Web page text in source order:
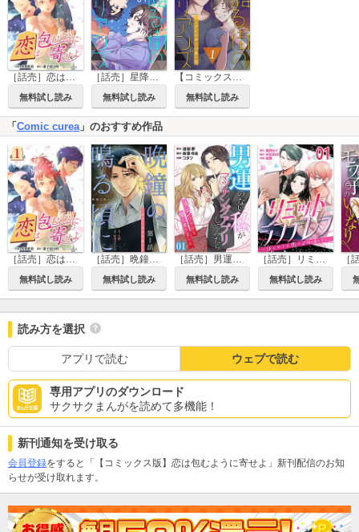
［話売］恋は包むように寄せよ
無料試し読み 無料試し読み 無料試し読み
「 Comic curea」のおすすめ作品
［話売］恋は包むように寄せよ
無料試し読み
［話売］晩鐘の鳴る頃に～恋はごはんの後で～
無料試し読み
［話売］男運のない私がマッチングアプリしてみたら～キラびやかな闇に堕ちました～
無料試し読み
［話売］リミットシンデレラ～はじめての恋は〆切のあとで～
無料試し読み
読み方を選択
アプリで読む ウェブで読む
専用アプリのダウンロード
サクサクまんがを読めて多機能！
新刊通知を受け取る
会員登録をすると「【コミックス版】恋は包むように寄せよ」新刊配信のお知
らせが受け取れます。